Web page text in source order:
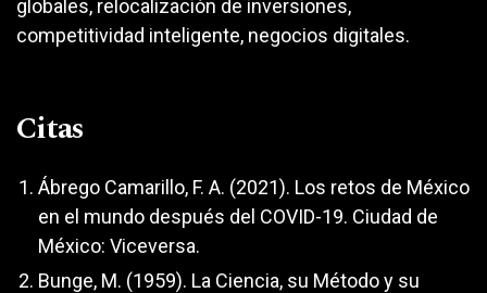
globales, relocalización de inversiones,
competitividad inteligente, negocios digitales.
Citas
Ábrego Camarillo, F. A. (2021). Los retos de México
en el mundo después del COVID-19. Ciudad de
México: Viceversa.
Bunge, M. (1959). La Ciencia, su Método y su